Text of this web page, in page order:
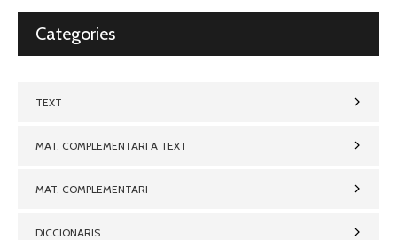
Categories
TEXT
MAT. COMPLEMENTARI A TEXT
MAT. COMPLEMENTARI
DICCIONARIS